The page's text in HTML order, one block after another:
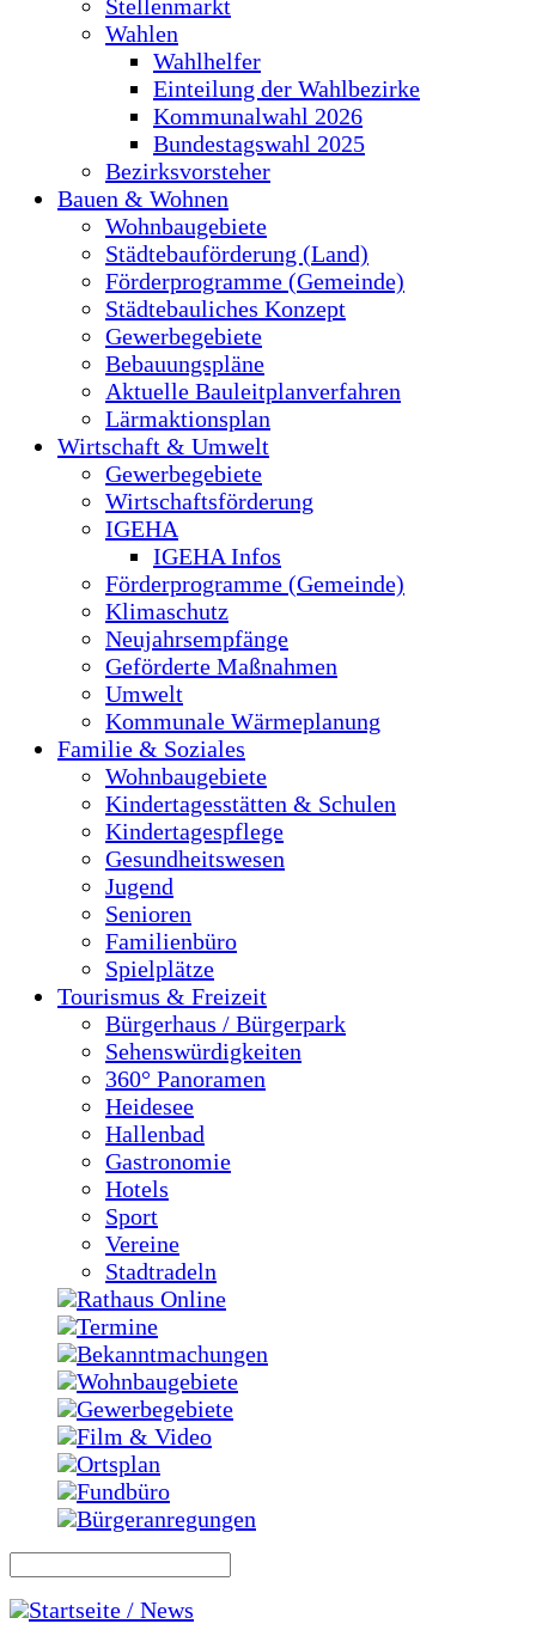
Stellenmarkt
Wahlen
Wahlhelfer
Einteilung der Wahlbezirke
Kommunalwahl 2026
Bundestagswahl 2025
Bezirksvorsteher
Bauen & Wohnen
Wohnbaugebiete
Städtebauförderung (Land)
Förderprogramme (Gemeinde)
Städtebauliches Konzept
Gewerbegebiete
Bebauungspläne
Aktuelle Bauleitplanverfahren
Lärmaktionsplan
Wirtschaft & Umwelt
Gewerbegebiete
Wirtschaftsförderung
IGEHA
IGEHA Infos
Förderprogramme (Gemeinde)
Klimaschutz
Neujahrsempfänge
Geförderte Maßnahmen
Umwelt
Kommunale Wärmeplanung
Familie & Soziales
Wohnbaugebiete
Kindertagesstätten & Schulen
Kindertagespflege
Gesundheitswesen
Jugend
Senioren
Familienbüro
Spielplätze
Tourismus & Freizeit
Bürgerhaus / Bürgerpark
Sehenswürdigkeiten
360° Panoramen
Heidesee
Hallenbad
Gastronomie
Hotels
Sport
Vereine
Stadtradeln
Rathaus Online
Termine
Bekanntmachungen
Wohnbaugebiete
Gewerbegebiete
Film & Video
Ortsplan
Fundbüro
Bürgeranregungen
Startseite / News